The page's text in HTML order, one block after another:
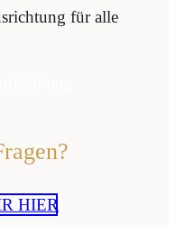
für alle
HIER